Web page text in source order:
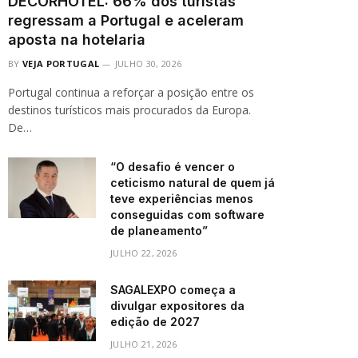
regressam a Portugal e aceleram
aposta na hotelaria
BY VEJA PORTUGAL JULHO 30, 2026
Portugal continua a reforçar a posição entre os
destinos turísticos mais procurados da Europa.
De…
“O desafio é vencer o
ceticismo natural de quem já
teve experiências menos
conseguidas com software
de planeamento”
JULHO 22, 2026
SAGALEXPO começa a
divulgar expositores da
edição de 2027
JULHO 21, 2026